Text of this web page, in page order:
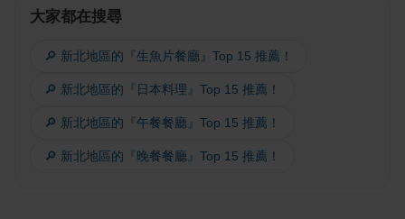
大家都在搜尋
🔎 新北地區的『生魚片餐廳』Top 15 推薦！
🔎 新北地區的『日本料理』Top 15 推薦！
🔎 新北地區的『午餐餐廳』Top 15 推薦！
🔎 新北地區的『晚餐餐廳』Top 15 推薦！